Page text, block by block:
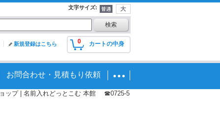
文字サイズ:
0 カートの中身
新規登録はこちら
お問合わせ・見積もり依頼
ョップ | 名前入れどっとこむ 本館 ☎0725-5